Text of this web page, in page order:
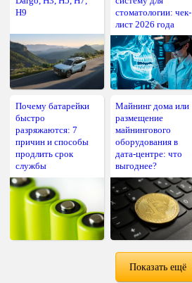
H9
стоматологии: чек-
лист 2026 года
Почему батарейки
быстро
разряжаются: 7
причин и способы
продлить срок
службы
Майнинг дома или
размещение
майнингового
оборудования в
дата-центре: что
выгоднее?
Показать ещё